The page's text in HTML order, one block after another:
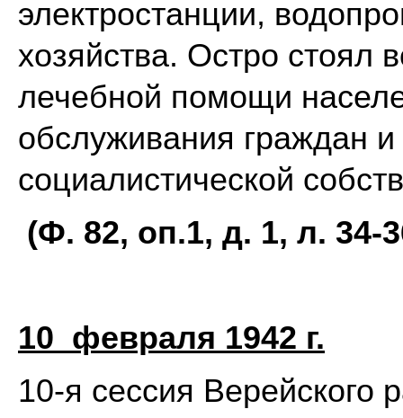
электростанции,
хозяйства. Остро стоял
лечебной помощи
обслуживания граждан
социалистической
(Ф. 82, оп.1, д. 1, л. 34-
10 февраля 1942 г.
10-я сессия Верейского